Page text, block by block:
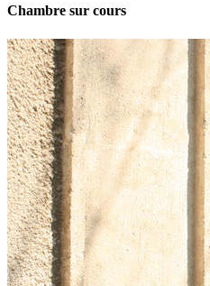
Chambre sur cours